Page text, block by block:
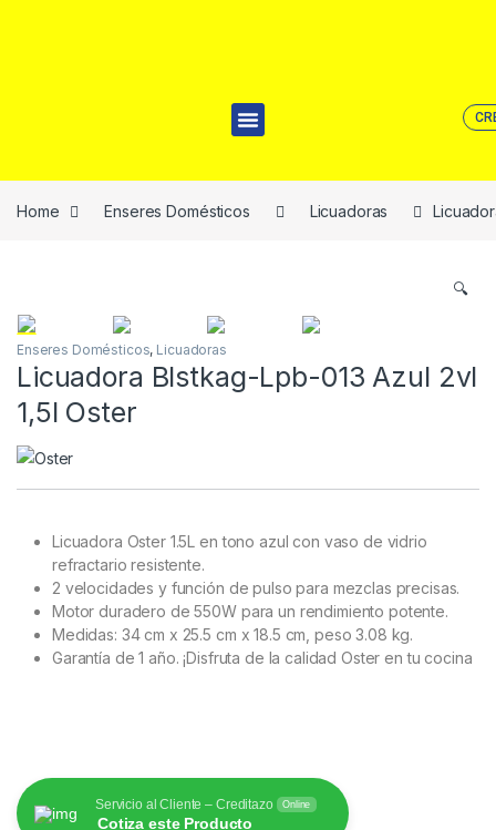
Home Enseres Domésticos Licuadoras
🔍
Enseres Domésticos, Licuadoras
Licuadora Blstkag-Lpb-013 Azul 2vl
1,5l Oster
Licuadora Oster 1.5L en tono azul con vaso de vidrio
refractario resistente.
2 velocidades y función de pulso para mezclas precisas.
Motor duradero de 550W para un rendimiento potente.
Medidas: 34 cm x 25.5 cm x 18.5 cm, peso 3.08 kg.
Garantía de 1 año. ¡Disfruta de la calidad Oster en tu cocina
Servicio al Cliente – Creditazo Online
Cotiza este Producto